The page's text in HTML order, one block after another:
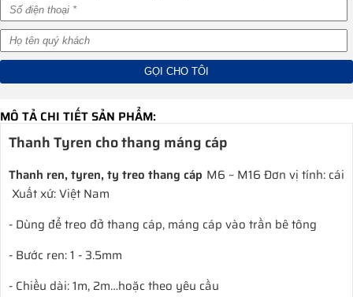
MÔ TẢ CHI TIẾT SẢN PHẨM:
Thanh Tyren cho thang máng cáp
Thanh ren, tyren, ty treo thang cáp M6 ~ M16 Đơn vị tính: cái
Xuất xứ: Việt Nam
- Dùng để treo đở thang cáp, máng cáp vào trần bê tông
- Bước ren: 1 - 3.5mm
- Chiều dài: 1m, 2m…hoặc theo yêu cầu